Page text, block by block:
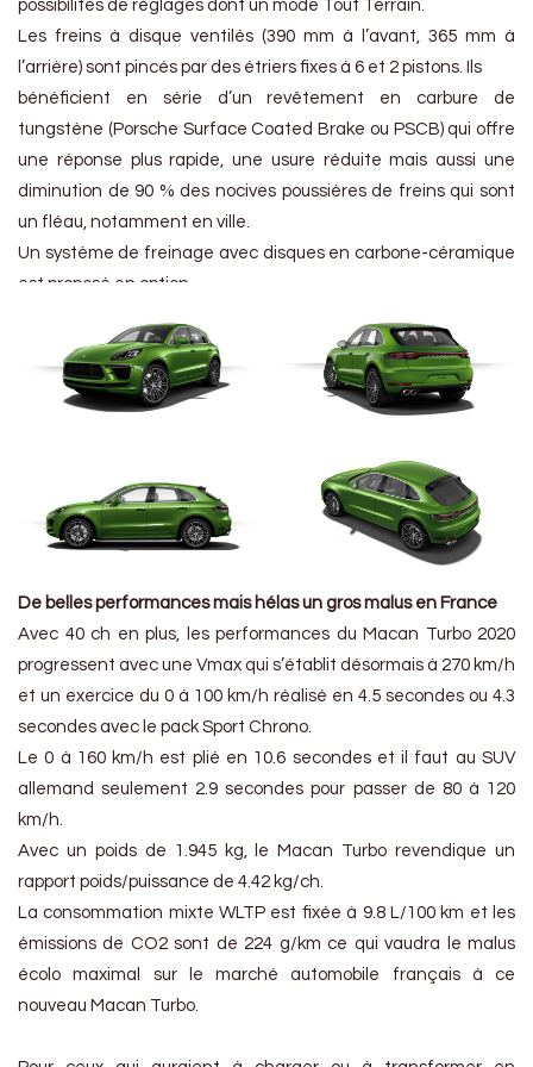
possibilités de réglages dont un mode Tout Terrain.
Les freins à disque ventilés (390 mm à l’avant, 365 mm à
l’arrière) sont pincés par des étriers fixes à 6 et 2 pistons. Ils
bénéficient en série d’un revêtement en carbure de
tungstène (Porsche Surface Coated Brake ou PSCB) qui offre
une réponse plus rapide, une usure réduite mais aussi une
diminution de 90 % des nocives poussières de freins qui sont
un fléau, notamment en ville.
Un système de freinage avec disques en carbone-céramique
est proposé en option.
De belles performances mais hélas un gros malus en France
Avec 40 ch en plus, les performances du Macan Turbo 2020
progressent avec une Vmax qui s’établit désormais à 270 km/h
et un exercice du 0 à 100 km/h réalisé en 4.5 secondes ou 4.3
secondes avec le pack Sport Chrono.
Le 0 à 160 km/h est plié en 10.6 secondes et il faut au SUV
allemand seulement 2.9 secondes pour passer de 80 à 120
km/h.
Avec un poids de 1.945 kg, le Macan Turbo revendique un
rapport poids/puissance de 4.42 kg/ch.
La consommation mixte WLTP est fixée à 9.8 L/100 km et les
émissions de CO2 sont de 224 g/km ce qui vaudra le malus
écolo maximal sur le marché automobile français à ce
nouveau Macan Turbo.